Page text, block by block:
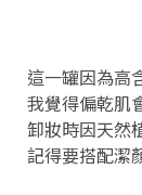
這一罐因為高
我覺得偏乾肌
卸妝時因天然
記得要搭配潔